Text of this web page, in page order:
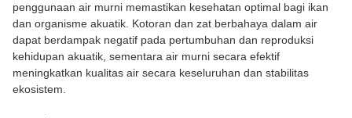
penggunaan air murni memastikan kesehatan optimal bagi ikan
dan organisme akuatik. Kotoran dan zat berbahaya dalam air
dapat berdampak negatif pada pertumbuhan dan reproduksi
kehidupan akuatik, sementara air murni secara efektif
meningkatkan kualitas air secara keseluruhan dan stabilitas
ekosistem.